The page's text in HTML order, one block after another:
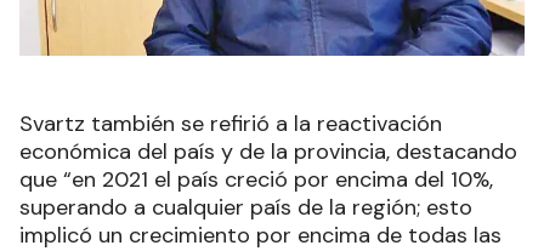
Svartz también se refirió a la reactivación
económica del país y de la provincia, destacando
que “en 2021 el país creció por encima del 10%,
superando a cualquier país de la región; esto
implicó un crecimiento por encima de todas las